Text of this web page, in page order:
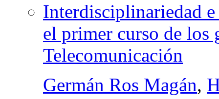
Interdisciplinariedad
el primer curso de los
Telecomunicación
Germán Ros Magán,